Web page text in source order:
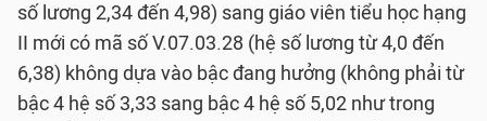
số lương 2,34 đến 4,98) sang giáo viên tiểu học hạng
II mới có mã số V.07.03.28 (hệ số lương từ 4,0 đến
6,38) không dựa vào bậc đang hưởng (không phải từ
bậc 4 hệ số 3,33 sang bậc 4 hệ số 5,02 như trong